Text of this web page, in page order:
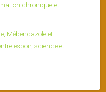
chronique et
Mébendazole et
espoir, science et